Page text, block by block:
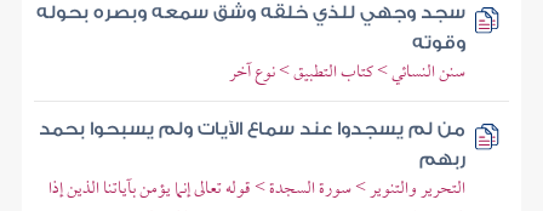
سجد وجهي للذي خلقه وشق سمعه وبصره بحوله
وقوته
سنن النسائي > كتاب التطبيق > نوع آخر
من لم يسجدوا عند سماع الآيات ولم يسبحوا بحمد
ربهم
التحرير والتنوير > سورة السجدة > قوله تعالى إنما يؤمن بآياتنا الذين إذا